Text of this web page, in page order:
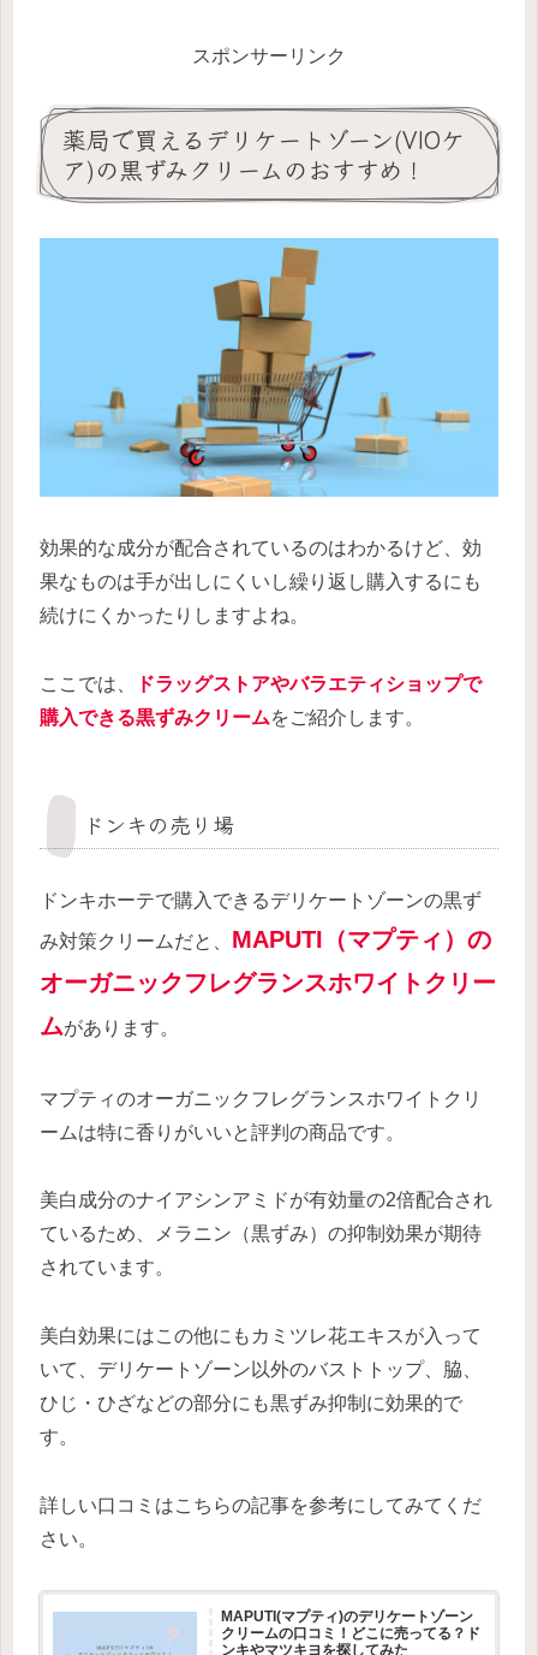
スポンサーリンク
薬局で買えるデリケートゾーン(VIOケ
ア)の黒ずみクリームのおすすめ！
効果的な成分が配合されているのはわかるけど、効
果なものは手が出しにくいし繰り返し購入するにも
続けにくかったりしますよね。
ここでは、
ドラッグストアやバラエティショップで
購入できる黒ずみクリームをご紹介します。
ドンキの売り場
ドンキホーテで購入できるデリケートゾーンの黒ず
み対策クリームだと、 MAPUTI（マプティ）の
オーガニックフレグランスホワイトクリー
ムがあります。
マプティのオーガニックフレグランスホワイトクリ
ームは特に香りがいいと評判の商品です。
美白成分のナイアシンアミドが有効量の2倍配合され
ているため、メラニン（黒ずみ）の抑制効果が期待
されています。
美白効果にはこの他にもカミツレ花エキスが入って
いて、デリケートゾーン以外のバストトップ、脇、
ひじ・ひざなどの部分にも黒ずみ抑制に効果的で
す。
詳しい口コミはこちらの記事を参考にしてみてくだ
さい。
MAPUTI(マプティ)のデリケートゾーン
クリームの口コミ！どこに売ってる？ド
ンキやマツキヨを探してみた